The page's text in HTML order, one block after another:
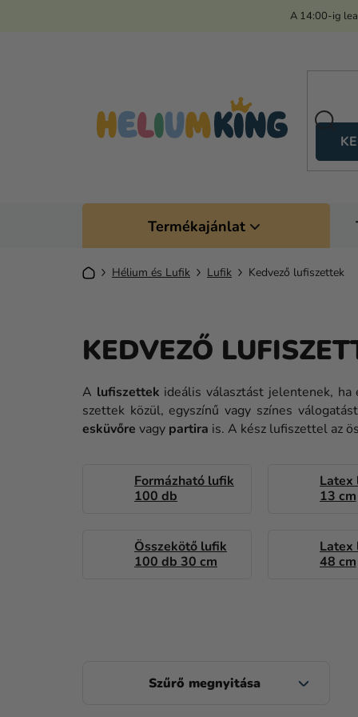
A 14:00-ig
Termékajánlat
KezdőlapHélium és Lufik Lufik Kedvező lufiszettek
KEDVEZŐ
A lufiszettek ideális választást jelentenek,
szettek közül, egyszínű vagy színes
esküvőre vagy partira is. A kész lufiszettel az
Formázható lufik
100 db
Latex
13 cm
Összekötő lufik
100 db 30 cm
Latex
48 cm